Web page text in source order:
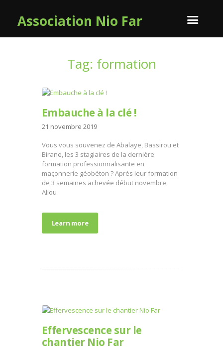
Association Nio Far
Tag: formation
Embauche à la clé !
21 novembre 2019
Vous vous souvenez de Abalaye, Bassirou et
Birane, les 3 stagiaires de la dernière
formation professionnalisante en
maçonnerie géobéton ? Après leur formation
de 3 semaines achevée début novembre,
Aliou
Learn more
Effervescence sur le
chantier Nio Far